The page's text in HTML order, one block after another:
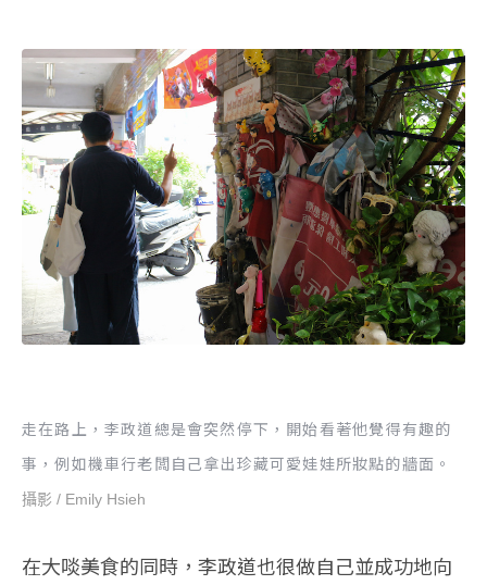
走在路上，李政道總是會突然停下，開始看著他覺得有趣的
事，例如機車行老闆自己拿出珍藏可愛娃娃所妝點的牆面。
攝影 / Emily Hsieh
在大啖美食的同時，李政道也很做自己並成功地向